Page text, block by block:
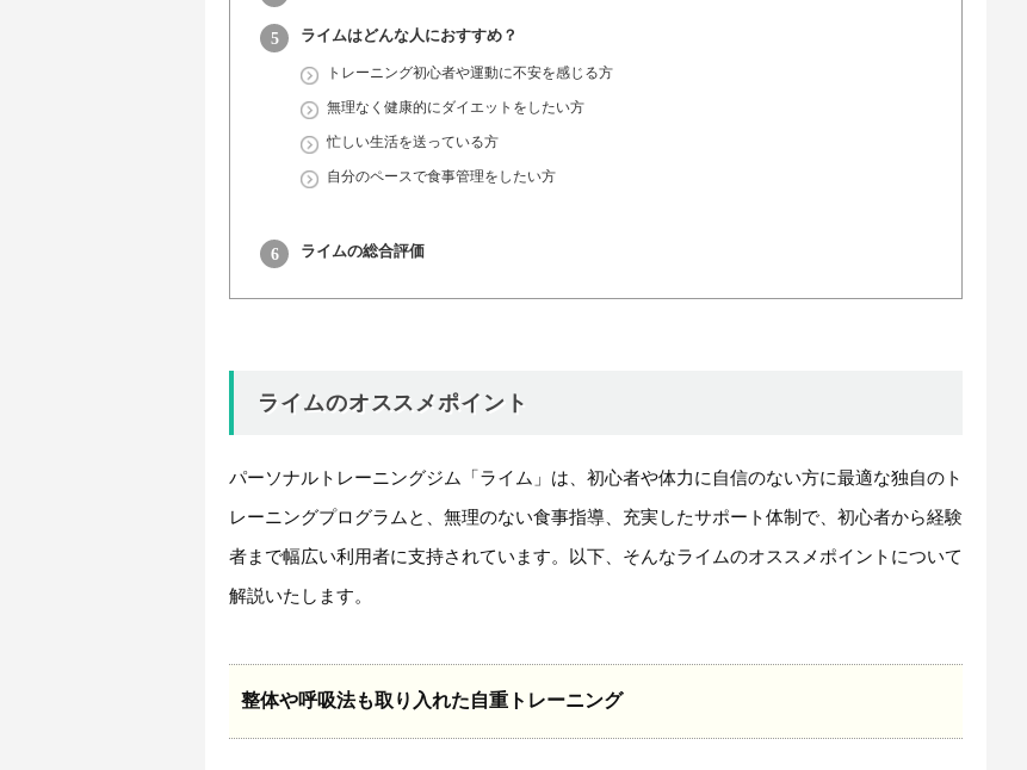
ライムはどんな人におすすめ？
トレーニング初心者や運動に不安を感じる方
無理なく健康的にダイエットをしたい方
忙しい生活を送っている方
自分のペースで食事管理をしたい方
ライムの総合評価
ライムのオススメポイント
パーソナルトレーニングジム「ライム」は、初心者や体力に自信のない方に最適な独自のト
レーニングプログラムと、無理のない食事指導、充実したサポート体制で、初心者から経験
者まで幅広い利用者に支持されています。以下、そんなライムのオススメポイントについて
解説いたします。
整体や呼吸法も取り入れた自重トレーニング